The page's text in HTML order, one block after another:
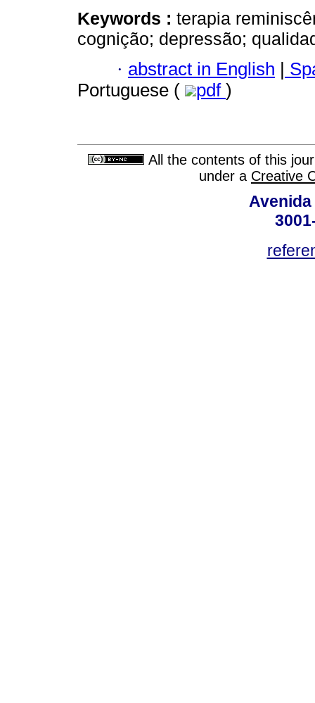
Keywords : terapia
cognição; depressão;
· abstract in English |
Portuguese (
pdf )
All the contents of this
under a Creative